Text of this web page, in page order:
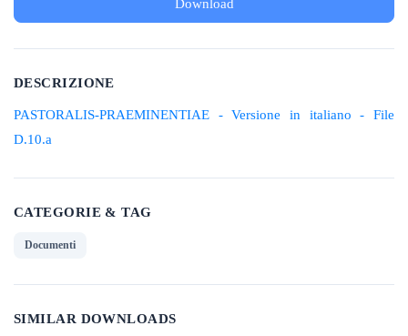
Download
DESCRIZIONE
PASTORALIS-PRAEMINENTIAE - Versione in italiano - File
D.10.a
CATEGORIE & TAG
Documenti
SIMILAR DOWNLOADS